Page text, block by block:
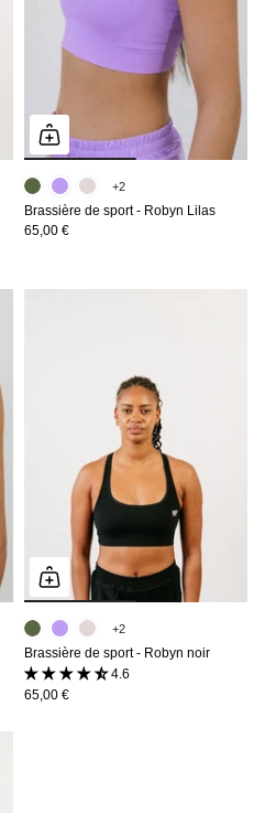
+2
Brassière de sport - Robyn Lilas
65,00 €
+2
Brassière de sport - Robyn noir
4.6 (14 avis)
65,00 €